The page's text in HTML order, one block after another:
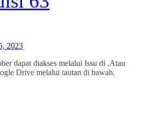
2023
dapat diakses melalui Issu di .Atau
Drive melalui tautan di bawah.